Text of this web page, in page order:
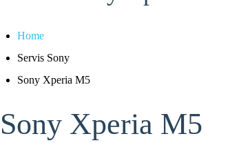
Home
Servis Sony
Sony Xperia M5
Sony Xperia M5